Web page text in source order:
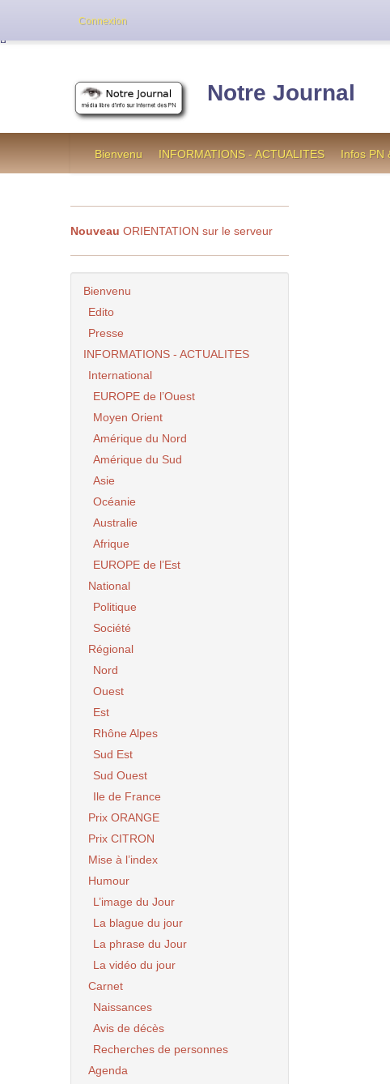
Notre Journal
Bienvenu INFORMATIONS - ACTUALITES Infos PN
Nouveau ORIENTATION sur le serveur
Bienvenu
Edito
Presse
INFORMATIONS - ACTUALITES
International
EUROPE de l’Ouest
Moyen Orient
Amérique du Nord
Amérique du Sud
Asie
Océanie
Australie
Afrique
EUROPE de l’Est
National
Politique
Société
Régional
Nord
Ouest
Est
Rhône Alpes
Sud Est
Sud Ouest
Ile de France
Prix ORANGE
Prix CITRON
Mise à l’index
Humour
L’image du Jour
La blague du jour
La phrase du Jour
La vidéo du jour
Carnet
Naissances
Avis de décès
Recherches de personnes
Agenda
Connexion
Cette version de NotreJournal représente